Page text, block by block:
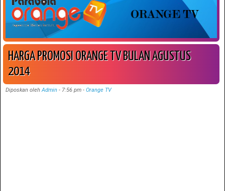
HARGA PROMOSI ORANGE TV BULAN AGUSTUS
2014
Diposkan olehAdmin - 7:56 pm- Orange TV